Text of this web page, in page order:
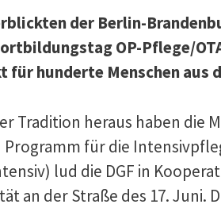
der Berlin-
OP-Pflege/
hunderte Menschen aus
Tradition heraus haben die
Programm für die
lud die DGF in
an der Straße des 17.